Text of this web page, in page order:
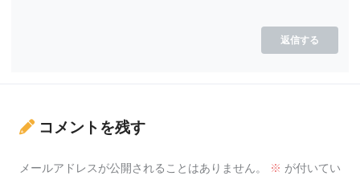
返信する
コメントを残す
メールアドレスが公開されることはありません。 ※ が付いてい